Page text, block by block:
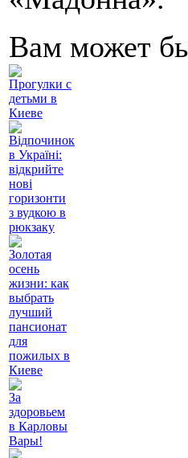
Вам может
Прогулки с
детьми в
Киеве
Відпочинок
в Україні:
відкрийте
нові
горизонти
з вудкою в
рюкзаку
Золотая
осень
жизни: как
выбрать
лучший
пансионат
для
пожилых в
Киеве
За
здоровьем
в Карловы
Вары!